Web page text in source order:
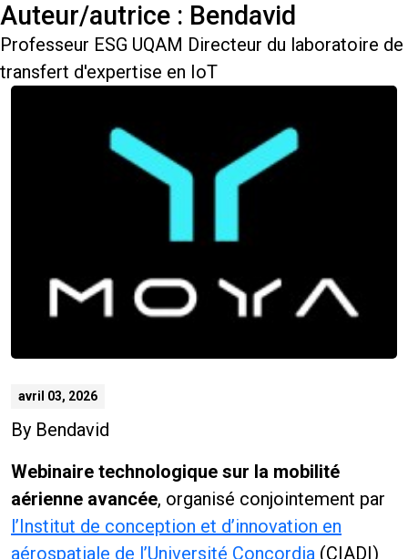
Auteur/autrice : Bendavid
Professeur ESG UQAM Directeur du laboratoire de
transfert d'expertise en IoT
avril 03, 2026
By Bendavid
Webinaire technologique sur la mobilité
aérienne avancée, organisé conjointement par
l’Institut de conception et d’innovation en
aérospatiale de l’Université Concordia (CIADI)